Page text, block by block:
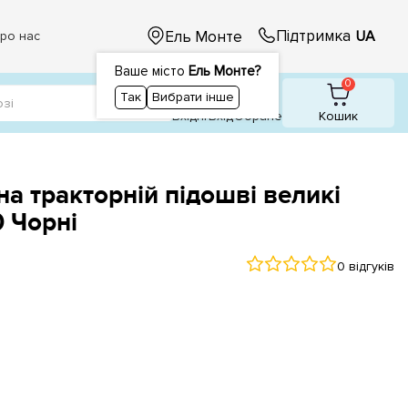
нас Ель Монте
Ваше місто Ель Монте?
Так Вибрати інше
Підтримка UA
1
ВхідніВхiдОбране
0
Кошик
тракторній підошві великі
0 відгуків